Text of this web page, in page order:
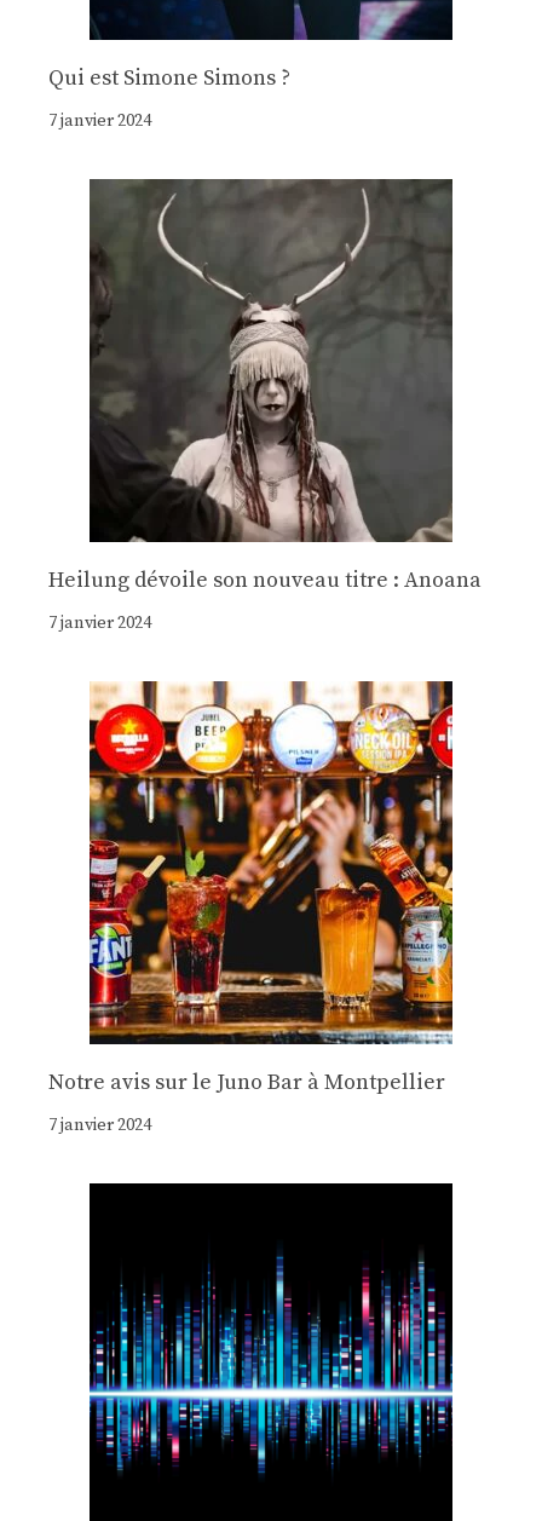
Qui est Simone Simons ?
7 janvier 2024
Heilung dévoile son nouveau titre : Anoana
7 janvier 2024
Notre avis sur le Juno Bar à Montpellier
7 janvier 2024